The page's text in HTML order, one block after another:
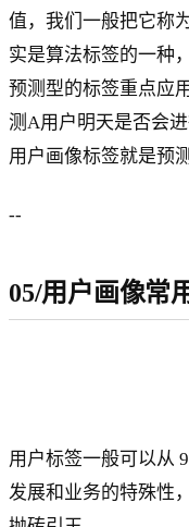
值，我们一般把它称
实是算法标签的一种
预测型的标签重点应
测A用户明天是否会
用户画像标签就是预测
--
05/用户画像常
用户标签一般可以从
发展和业务的特殊性